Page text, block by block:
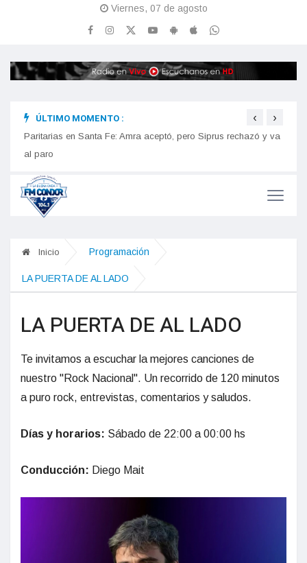
Viernes, 07 de agosto
ÚLTIMO MOMENTO :
Paritarias en Santa Fe: Amra aceptó, pero Siprus rechazó y va
al paro
‹ ›
Inicio Programación
LA PUERTA DE AL LADO
LA PUERTA DE AL LADO
Te invitamos a escuchar la mejores canciones de
nuestro "Rock Nacional". Un recorrido de 120 minutos
a puro rock, entrevistas, comentarios y saludos.
Días y horarios: Sábado de 22:00 a 00:00 hs
Conducción: Diego Mait